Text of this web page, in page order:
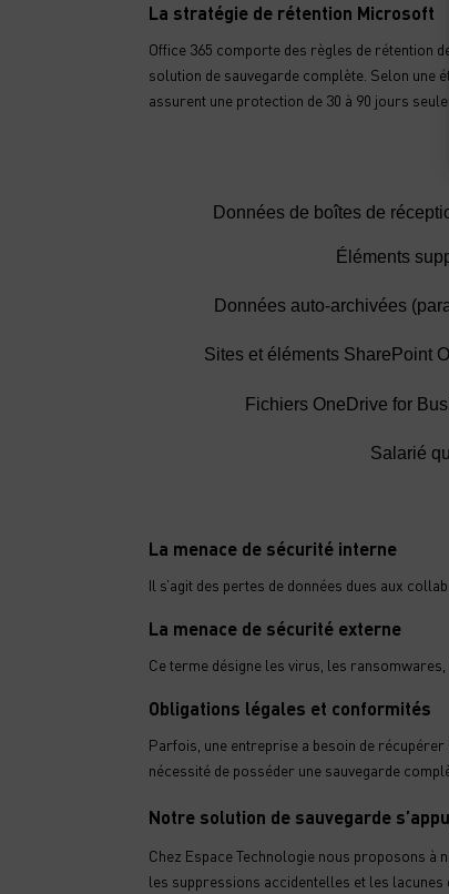
La stratégie de rétention Microsoft
Office 365 comporte des règles de rétention
solution de sauvegarde complète. Selon une
assurent une protection de 30 à 90 jours
La menace de sécurité interne
Il s’agit des pertes de données dues aux
La menace de sécurité externe
Ce terme désigne les virus, les
Obligations légales et conformités
Parfois, une entreprise a besoin de récupérer
nécessité de posséder une sauvegarde
Notre solution de sauvegarde
Chez Espace Technologie nous proposons à
les suppressions accidentelles et les